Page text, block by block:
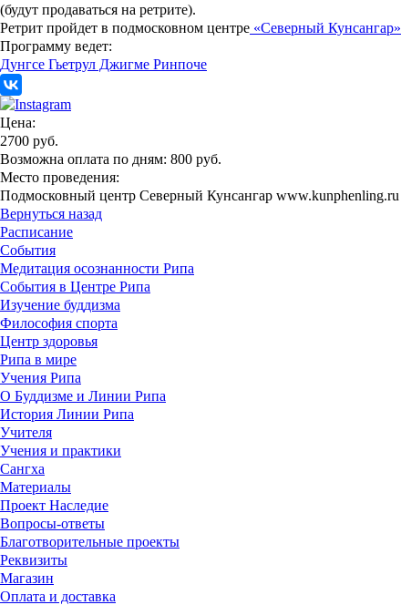
(будут продаваться на ретрите).
Ретрит пройдет в подмосковном центре «Северный Кунсангар»
Программу ведет:
Дунгсе Гьетрул Джигме Ринпоче
Цена:
2700 руб.
Возможна оплата по дням: 800 руб.
Место проведения:
Подмосковный центр Северный Кунсангар www.kunphenling.ru
Вернуться назад
Расписание
События
Медитация осознанности Рипа
События в Центре Рипа
Изучение буддизма
Философия спорта
Центр здоровья
Рипа в мире
Учения Рипа
О Буддизме и Линии Рипа
История Линии Рипа
Учителя
Учения и практики
Сангха
Материалы
Проект Наследие
Вопросы-ответы
Благотворительные проекты
Реквизиты
Магазин
Оплата и доставка